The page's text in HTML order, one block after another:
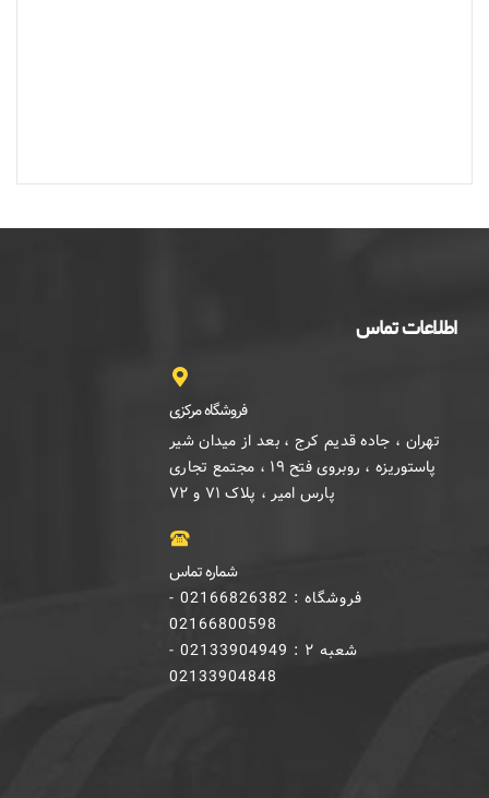
اطلاعات تماس
فروشگاه مرکزی
تهران ، جاده قدیم کرج ، بعد از میدان شیر
پاستوریزه ، روبروی فتح ۱۹ ، مجتمع تجاری
پارس امیر ، پلاک ۷۱ و ۷۲
شماره تماس
فروشگاه : 02166826382 -
02166800598
شعبه ۲ : 02133904949 -
02133904848